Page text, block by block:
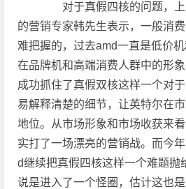
对于真假四核的问题，上
的营销专家韩先生表示，一般消
难把握的，过去amd一直是低价
在品牌机和高端消费人群中的形
成功抓住了真假双核这样一个对
易解释清楚的细节，让英特尔在
地位。从市场形象和市场收获来
实打了一场漂亮的营销战。而今
d继续把真假四核这样一个难题抛
说是进入了一个怪圈，估计这也